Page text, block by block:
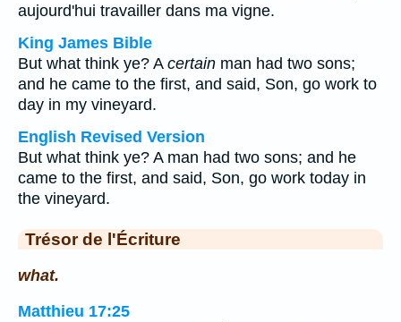
aujourd'hui travailler dans ma vigne.
King James Bible
But what think ye? A certain man had two sons;
and he came to the first, and said, Son, go work to
day in my vineyard.
English Revised Version
But what think ye? A man had two sons; and he
came to the first, and said, Son, go work today in
the vineyard.
Trésor de l'Écriture
what.
Matthieu 17:25